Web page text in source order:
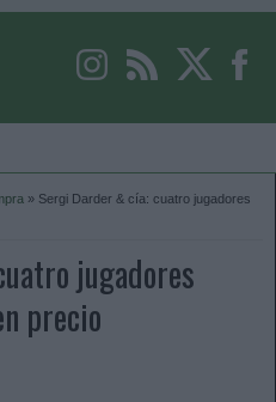
» Sergi Darder & cía: cuatro jugadores
jugadores
precio